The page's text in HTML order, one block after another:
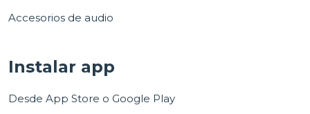
Accesorios de audio
Instalar app
Desde App Store o Google Play